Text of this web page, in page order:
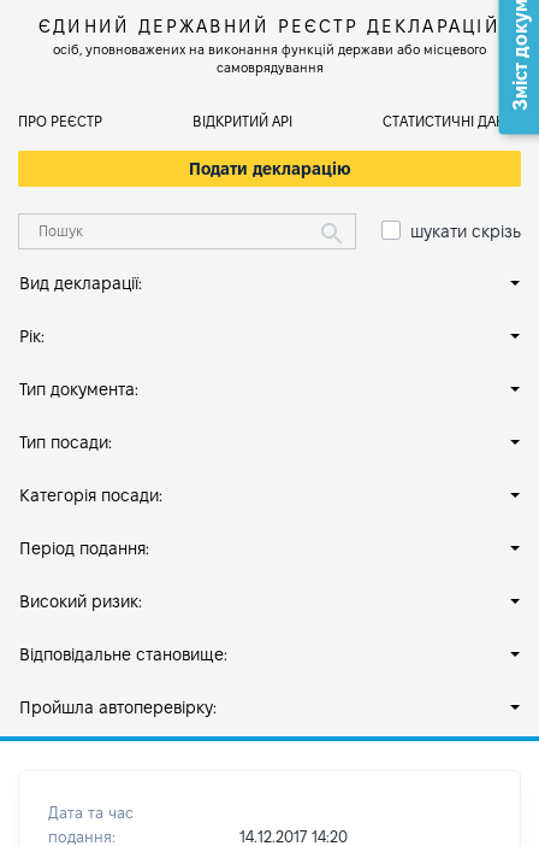
ЄДИНИЙ ДЕРЖАВНИЙ РЕЄСТР ДЕКЛАРАЦІЙ
осіб, уповноважених на виконання функцій держави або місцевого
самоврядування
ПРО РЕЄСТР ВІДКРИТИЙ АРІ СТАТИСТИЧНІ ДАНІ
Подати декларацію
шукати скрізь
Вид декларації:
Рік:
Тип документа:
Тип посади:
Категорія посади:
Період подання:
Високий ризик:
Відповідальне становище:
Пройшла автоперевірку:
Дата та час
подання:
14.12.2017 14:20
Зміст документа